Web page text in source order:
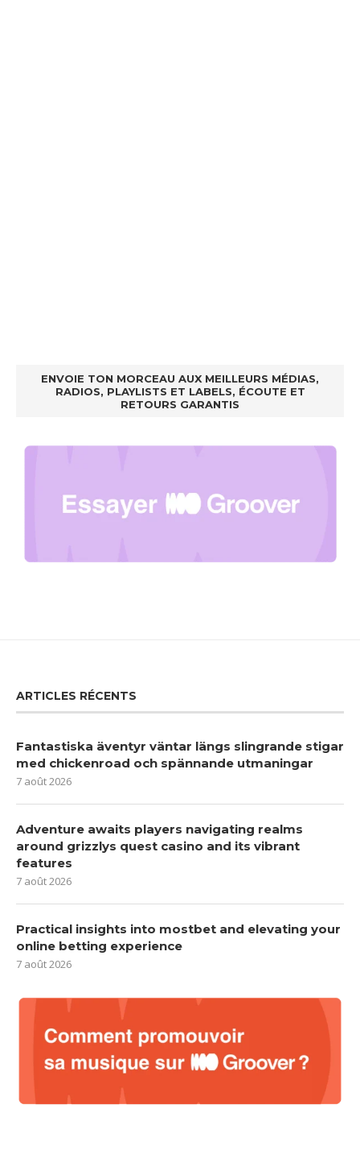
ENVOIE TON MORCEAU AUX MEILLEURS MÉDIAS,
RADIOS, PLAYLISTS ET LABELS, ÉCOUTE ET
RETOURS GARANTIS
ARTICLES RÉCENTS
Fantastiska äventyr väntar längs slingrande stigar
med chickenroad och spännande utmaningar
7 août 2026
Adventure awaits players navigating realms
around grizzlys quest casino and its vibrant
features
7 août 2026
Practical insights into mostbet and elevating your
online betting experience
7 août 2026